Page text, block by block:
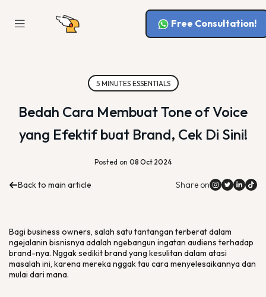
Free Consultation!
5 MINUTES ESSENTIALS
Bedah Cara Membuat Tone of Voice
yang Efektif buat Brand, Cek Di Sini!
Posted on 08 Oct 2024
Back to main article Share on
Bagi business owners, salah satu tantangan terberat dalam
ngejalanin bisnisnya adalah ngebangun ingatan audiens terhadap
brand-nya. Nggak sedikitbrandyang kesulitan dalam atasi
masalah ini, karena mereka nggak tau cara menyelesaikannya dan
mulai dari mana.